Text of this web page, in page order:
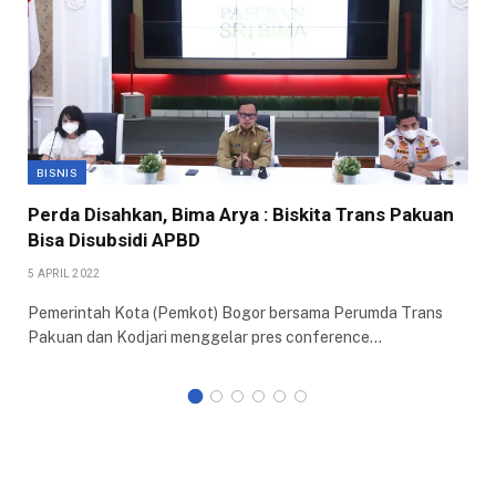
BISNIS
Perda Disahkan, Bima Arya : Biskita Trans Pakuan
Bisa Disubsidi APBD
5 APRIL 2022
Pemerintah Kota (Pemkot) Bogor bersama Perumda Trans
Pakuan dan Kodjari menggelar pres conference…